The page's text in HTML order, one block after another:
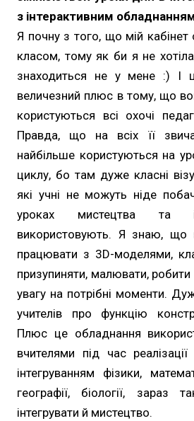
з інтерактивним
Я почну з того, що мій
класом, тому як би я не
знаходиться не у мене :) І
величезний плюс в тому, що
користуються всі охочі
Правда, що на всіх її
найбільше користуються на
циклу, бо там дуже класні
які учні не можуть ніде
уроках мистецтва та
використовують. Я знаю, що
працювати з 3D-моделями,
призупиняти, малювати, робити
увагу на потрібні моменти.
учителів про функцію
Плюс це обладнання
вчителями під час
інтегруванням фізики,
географії, біології, зараз
інтегрувати й мистецтво.